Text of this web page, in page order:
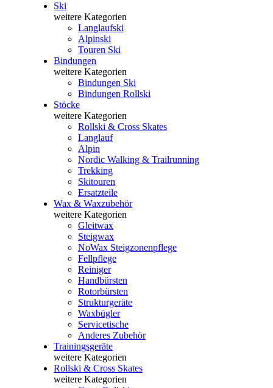
Ski
weitere Kategorien
Langlaufski
Alpinski
Touren Ski
Bindungen
weitere Kategorien
Bindungen Ski
Bindungen Rollski
Stöcke
weitere Kategorien
Rollski & Cross Skates
Langlauf
Alpin
Nordic Walking & Trailrunning
Trekking
Skitouren
Ersatzteile
Wax & Waxzubehör
weitere Kategorien
Gleitwax
Steigwax
NoWax Steigzonenpflege
Fellpflege
Reiniger
Handbürsten
Rotorbürsten
Strukturgeräte
Waxbügler
Servicetische
Anderes Zubehör
Trainingsgeräte
weitere Kategorien
Rollski & Cross Skates
weitere Kategorien